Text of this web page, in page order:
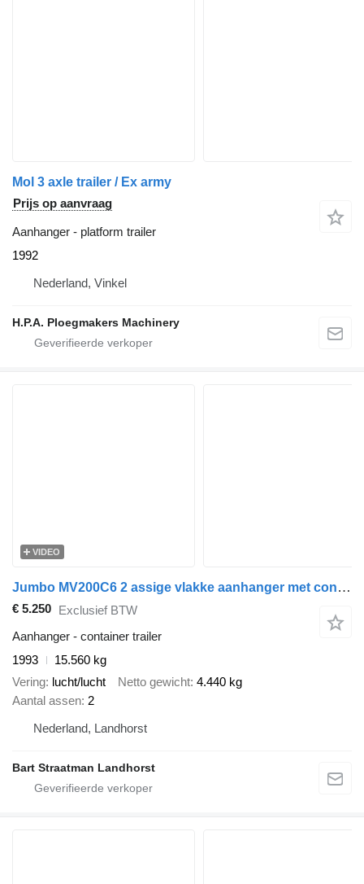
Mol 3 axle trailer / Ex army
Prijs op aanvraag
Aanhanger - platform trailer
1992
Nederland, Vinkel
H.P.A. Ploegmakers Machinery
VIDEO
Jumbo MV200C6 2 assige vlakke aanhanger met containerslee
€ 5.250 Exclusief BTW
Aanhanger - container trailer
1993
15.560 kg
Vering lucht/lucht Netto gewicht 4.440 kg
Aantal assen 2
Nederland, Landhorst
Bart Straatman Landhorst